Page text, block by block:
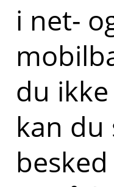
i net-
du
kan du